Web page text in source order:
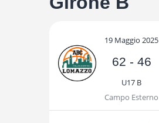
19 Maggio 2025
62 - 46
U17 B
Campo Esterno